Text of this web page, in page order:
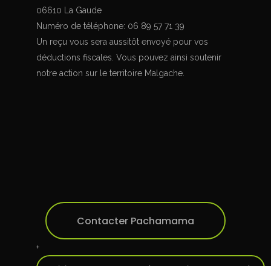
06610 La Gaude
Numéro de téléphone: 06 89 57 71 39
Un reçu vous sera aussitôt envoyé pour vos
déductions fiscales. Vous pouvez ainsi soutenir
notre action sur le territoire Malgache.
Contacter Pachamama
+